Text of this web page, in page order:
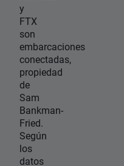
y
FTX
son
embarcaciones
conectadas,
propiedad
de
Sam
Bankman-
Fried.
Según
los
datos